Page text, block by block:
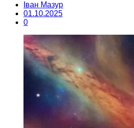
Іван Мазур
01.10.2025
0